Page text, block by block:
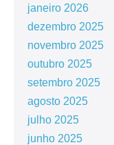
janeiro 2026
dezembro 2025
novembro 2025
outubro 2025
setembro 2025
agosto 2025
julho 2025
junho 2025